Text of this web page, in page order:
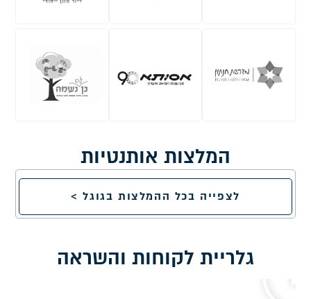
המלצות אותנטיות
לצפייה בכל ההמלצות בגוגל >
גלריית לקוחות והשראה